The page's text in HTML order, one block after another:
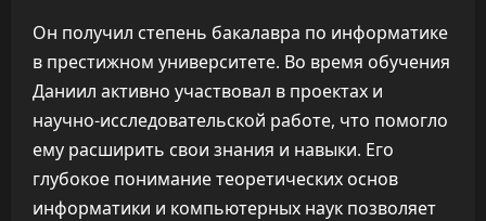
Он получил степень бакалавра по информатике
в престижном университете. Во время обучения
Даниил активно участвовал в проектах и
научно-исследовательской работе, что помогло
ему расширить свои знания и навыки. Его
глубокое понимание теоретических основ
информатики и компьютерных наук позволяет